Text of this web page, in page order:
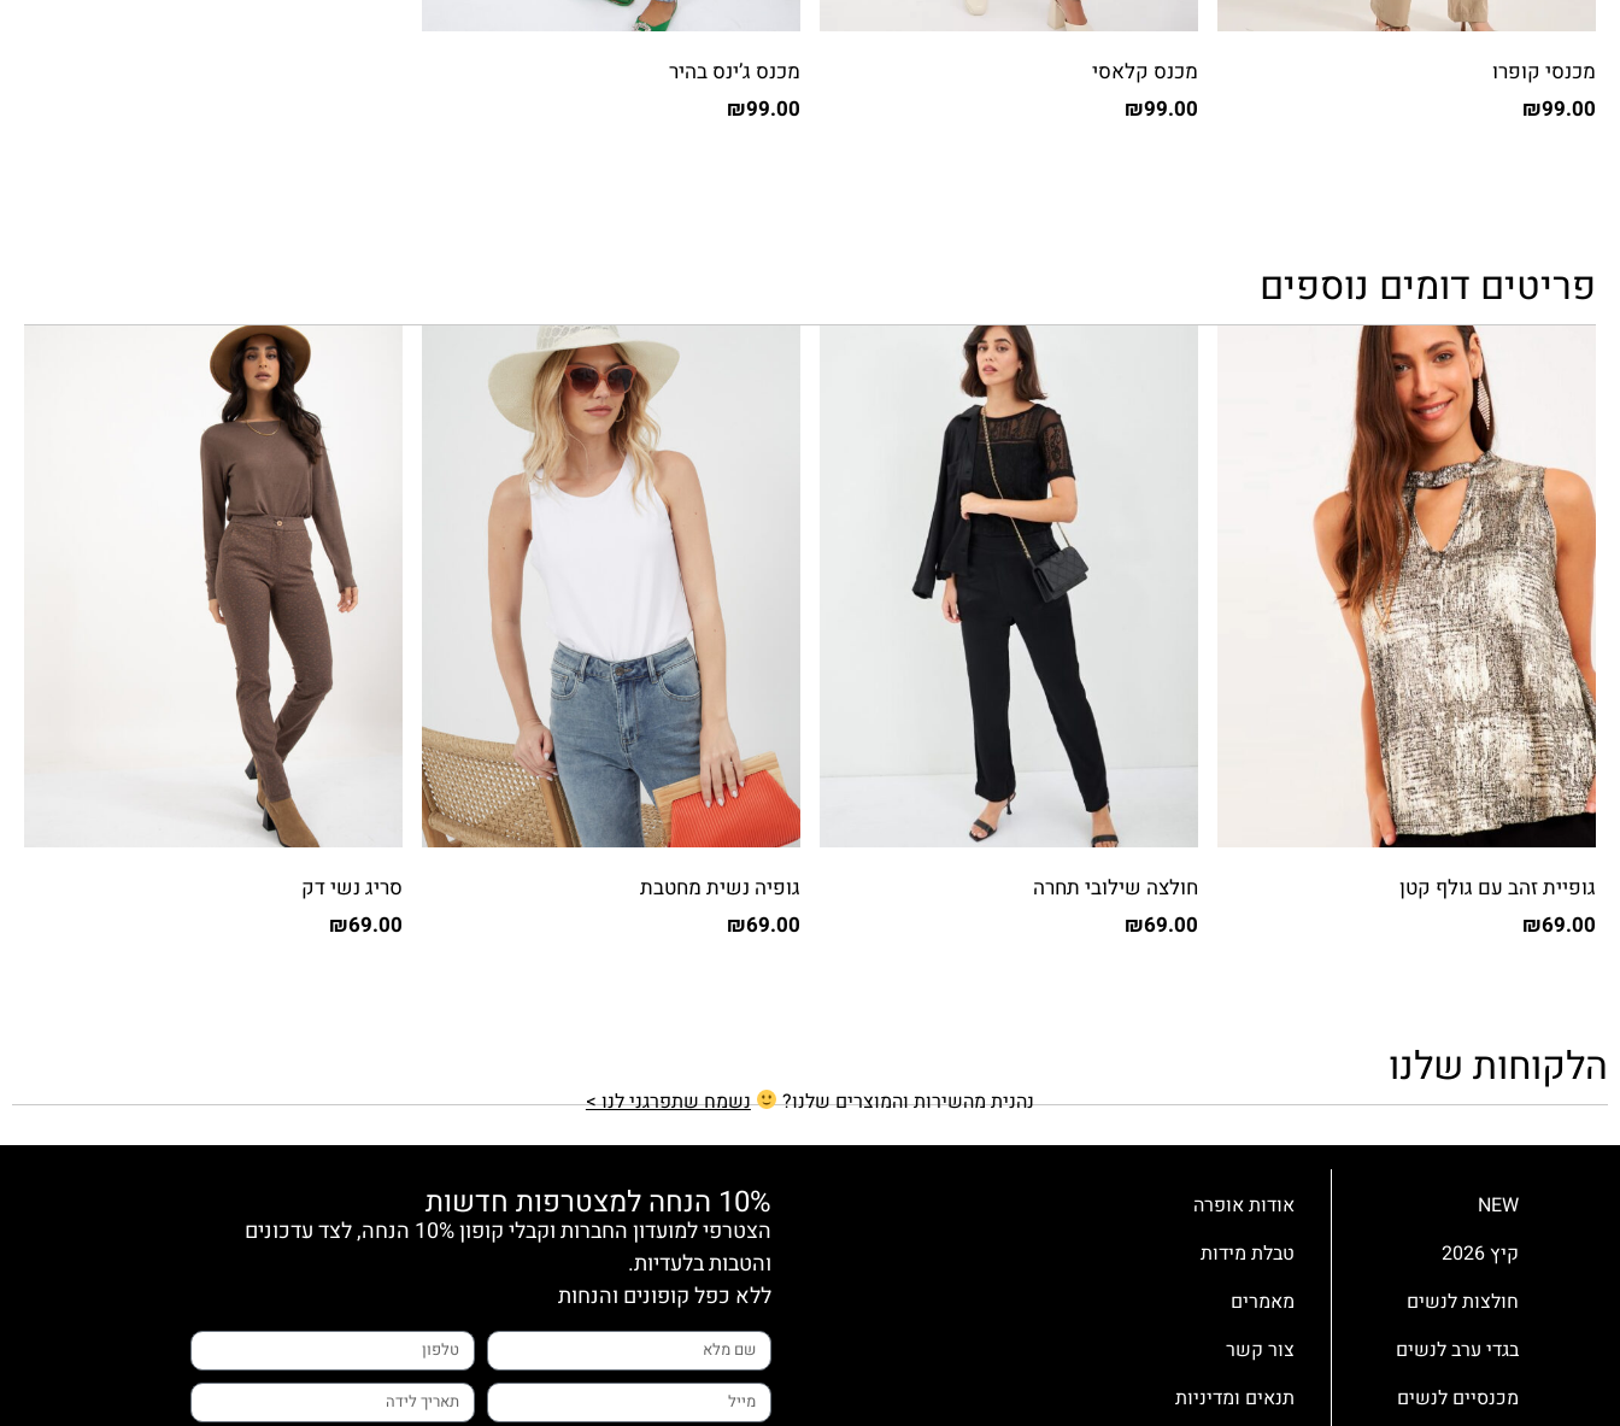
מכנסי קופרו
₪99.00
מכנס קלאסי
₪99.00
מכנס ג’ינס בהיר
₪99.00
פריטים דומים נוספים
גופיית זהב עם גולף קטן
₪69.00
חולצה שילובי תחרה
₪69.00
גופיה נשית מחטבת
₪69.00
סריג נשי דק
₪69.00
הלקוחות שלנו
נהנית מהשירות והמוצרים שלנו? נשמח שתפרגני לנו >
NEW
קיץ 2026
חולצות לנשים
בגדי ערב לנשים
מכנסיים לנשים
אודות אופרה
טבלת מידות
מאמרים
צור קשר
תנאים ומדיניות
10% הנחה למצטרפות חדשות
הצטרפי למועדון החברות וקבלי קופון 10% הנחה, לצד עדכונים
והטבות בלעדיות.
ללא כפל קופונים והנחות